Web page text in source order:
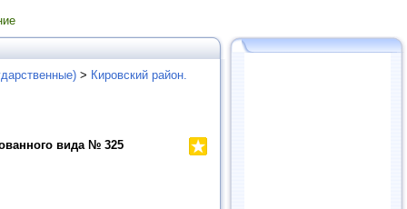
> Кировский район.
вида № 325